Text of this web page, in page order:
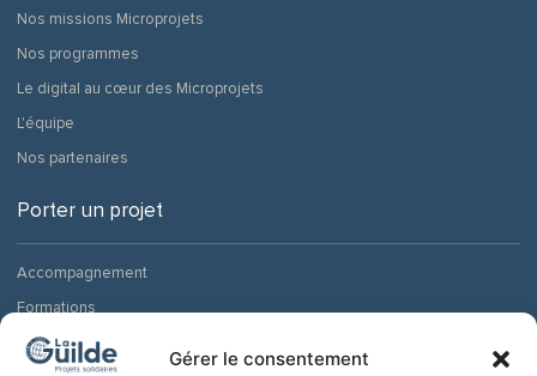
Gérer le consentement
Nos missions Microprojets
Nos programmes
Le digital au cœur des Microprojets
L'équipe
Nos partenaires
Porter un projet
Accompagnement
Formations
Actualité des financements